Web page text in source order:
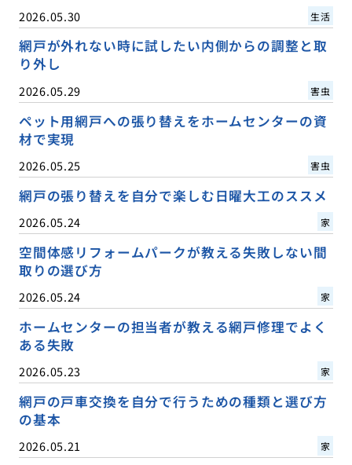
2026.05.30 生活
網戸が外れない時に試したい内側からの調整と取
り外し
2026.05.29 害虫
ペット用網戸への張り替えをホームセンターの資
材で実現
2026.05.25 害虫
網戸の張り替えを自分で楽しむ日曜大工のススメ
2026.05.24 家
空間体感リフォームパークが教える失敗しない間
取りの選び方
2026.05.24 家
ホームセンターの担当者が教える網戸修理でよく
ある失敗
2026.05.23 家
網戸の戸車交換を自分で行うための種類と選び方
の基本
2026.05.21 家